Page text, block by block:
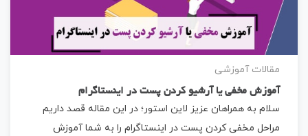
مقالات آموزشی
آموزش مخفی یا آرشیو کردن پست در اینستاگرام
سلام به همراهان عزیز لاین استور؛ در این مقاله قصد داریم
مراحل مخفی کردن پست در اینستاگرام را به شما آموزش